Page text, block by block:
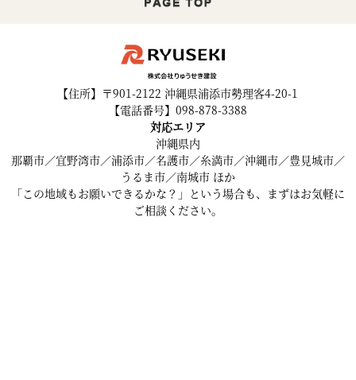
【住所】〒901-2122 沖縄県浦添市勢理客4-20-1
【電話番号】098-878-3388
対応エリア
沖縄県内
那覇市／宜野湾市／浦添市／名護市／糸満市／沖縄市／豊見城市／
うるま市／南城市 ほか
「この地域もお願いできるかな？」という場合も、まずはお気軽に
ご相談ください。